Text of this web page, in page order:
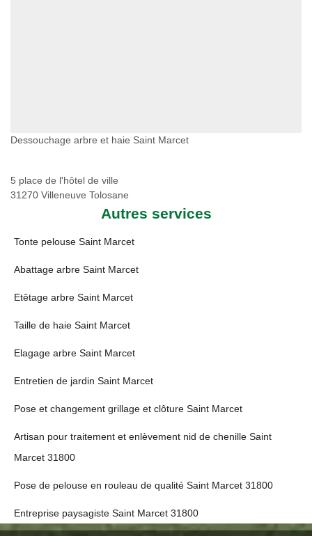
Dessouchage arbre et haie Saint Marcet
5 place de l'hôtel de ville
31270 Villeneuve Tolosane
Autres services
Tonte pelouse Saint Marcet
Abattage arbre Saint Marcet
Etêtage arbre Saint Marcet
Taille de haie Saint Marcet
Elagage arbre Saint Marcet
Entretien de jardin Saint Marcet
Pose et changement grillage et clôture Saint Marcet
Artisan pour traitement et enlèvement nid de chenille Saint
Marcet 31800
Pose de pelouse en rouleau de qualité Saint Marcet 31800
Entreprise paysagiste Saint Marcet 31800